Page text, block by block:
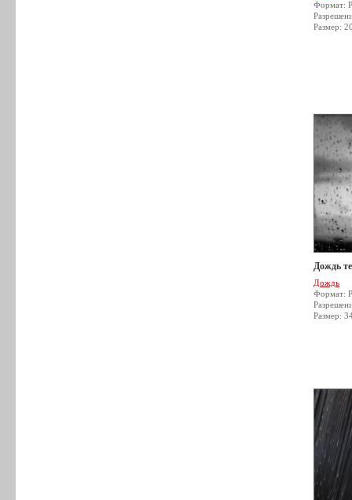
Формат:
Размер:
Дождь
Дождь
Формат:
Размер: